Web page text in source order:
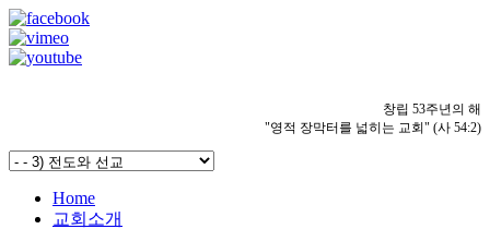
창립 53주년의 해
"영적 장막터를 넓히는 교회" (사 54:2)
Home
교회소개